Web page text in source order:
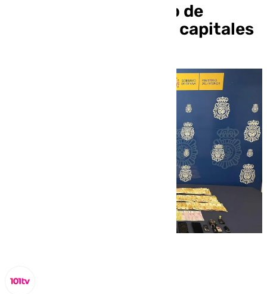
implicación en tráfico de
drogas y blanqueo de capitales